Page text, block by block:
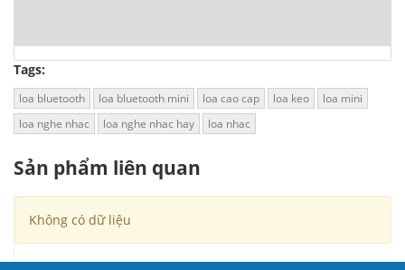
Tags:
loa bluetooth loa bluetooth mini loa cao cap loa keo
loa mini
loa nghe nhac
loa nghe nhac hay loa nhac
Sản phẩm liên quan
Không có dữ liệu